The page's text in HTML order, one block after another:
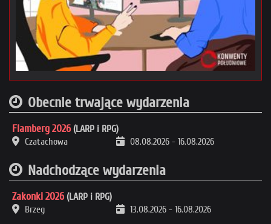
Obecnie trwające wydarzenia
Flamberg 2026 (LARP i RPG)
Czatachowa
08.08.2026 - 16.08.2026
Nadchodzące wydarzenia
Zakonki 2026 (LARP i RPG)
Brzeg
13.08.2026 - 16.08.2026